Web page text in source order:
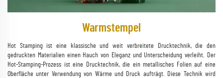
Warmstempel
Hot Stamping ist eine klassische und weit verbreitete Drucktechnik, die den
gedruckten Materialien einen Hauch von Eleganz und Unterscheidung verleiht. Der
Hot-Stamping-Prozess ist eine Drucktechnik, die ein metallisches Folien auf eine
Oberfläche unter Verwendung von Wärme und Druck aufträgt. Diese Technik wird